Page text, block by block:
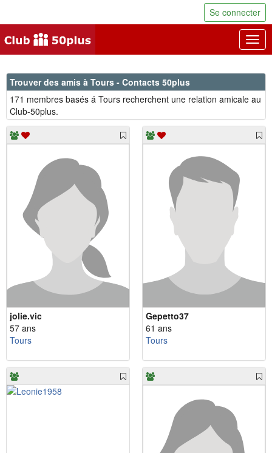
Se connecter
Trouver des amis à Tours - Contacts 50plus
171 membres basés á Tours recherchent une relation amicale au
Club-50plus.
jolie.vic
57 ans
Tours
Gepetto37
61 ans
Tours